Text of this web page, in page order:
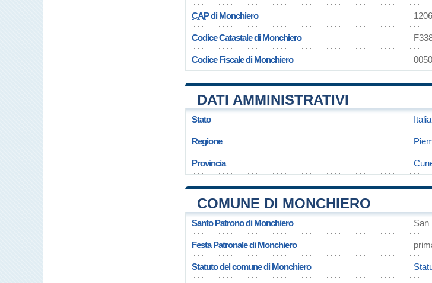
CAPdi Monchiero
Codice Catastale di Monchiero
Codice Fiscale di Monchiero
DATI AMMINISTRATIVI
Stato Italia
Regione
Provincia
COMUNE DI MONCHIERO
Santo Patrono di Monchiero San
Festa Patronale di Monchiero
Statuto del comune di Monchiero